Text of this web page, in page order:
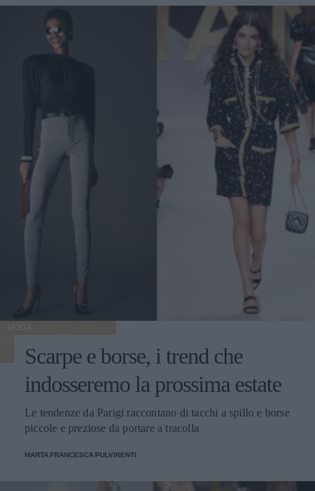
MODA
Scarpe e borse, i trend che
indosseremo la prossima estate
Le tendenze da Parigi raccontano di tacchi a spillo e borse
piccole e preziose da portare a tracolla
MARTA FRANCESCA PULVIRENTI